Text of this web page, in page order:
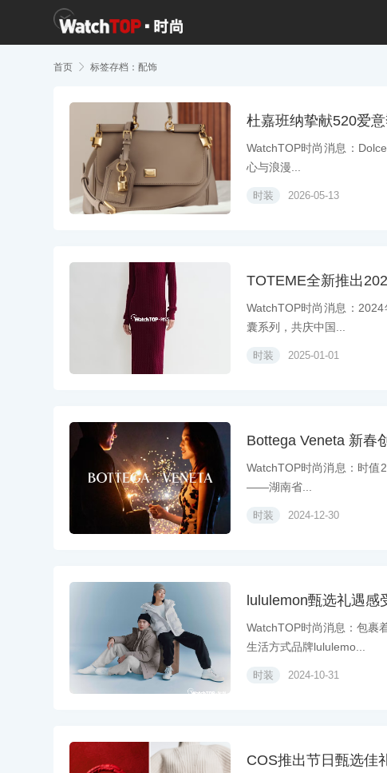
首页  标签存档：配饰
杜嘉班纳挚献520爱
WatchTOP时尚消息：
心与浪漫...
时装 2026-05-13
TOTEME全新推出
WatchTOP时尚消息：
囊系列，共庆中国...
时装 2025-01-01
Bottega Veneta 新春
WatchTOP时尚消息：时值
——湖南省...
时装 2024-12-30
lululemon甄选礼遇
WatchTOP时尚消息：包裹
生活方式品牌lululemo...
时装 2024-10-31
COS推出节日甄选佳